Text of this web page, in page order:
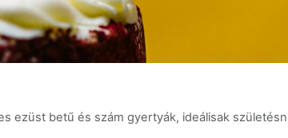
ezüst betű és szám gyertyák, ideálisak